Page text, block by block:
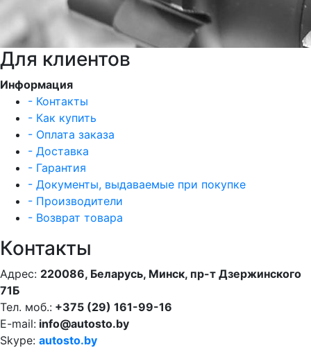
Для клиентов
Информация
- Контакты
- Как купить
- Оплата заказа
- Доставка
- Гарантия
- Документы, выдаваемые при покупке
- Производители
- Возврат товара
Контакты
Адрес: 220086, Беларусь, Минск, пр-т Дзержинского
71Б
Тел. моб.: +375 (29) 161-99-16
E-mail: info@autosto.by
Skype: autosto.by